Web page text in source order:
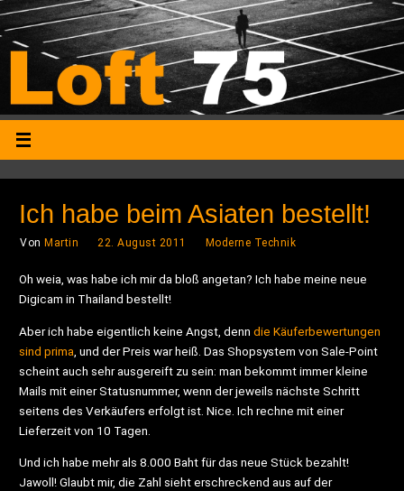
Ich habe beim Asiaten bestellt!
Von Martin 22. August 2011 Moderne Technik
Oh weia, was habe ich mir da bloß angetan? Ich habe meine neue
Digicam in Thailand bestellt!
Aber ich habe eigentlich keine Angst, denndie Käuferbewertungen
sind prima , und der Preis war heiß. Das Shopsystem von Sale-Point
scheint auch sehr ausgereift zu sein: man bekommt immer kleine
Mails mit einer Statusnummer, wenn der jeweils nächste Schritt
seitens des Verkäufers erfolgt ist. Nice. Ich rechne mit einer
Lieferzeit von 10 Tagen.
Und ich habe mehr als 8.000 Baht für das neue Stück bezahlt!
Jawoll! Glaubt mir, die Zahl sieht erschreckend aus auf der